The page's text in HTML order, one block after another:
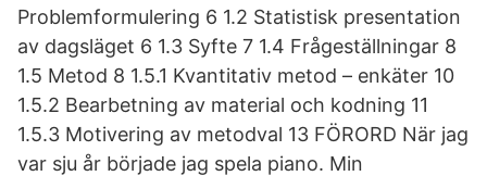
Problemformulering 6 1.2 Statistisk presentation
av dagsläget 6 1.3 Syfte 7 1.4 Frågeställningar 8
1.5 Metod 8 1.5.1 Kvantitativ metod – enkäter 10
1.5.2 Bearbetning av material och kodning 11
1.5.3 Motivering av metodval 13 FÖRORD När jag
var sju år började jag spela piano. Min